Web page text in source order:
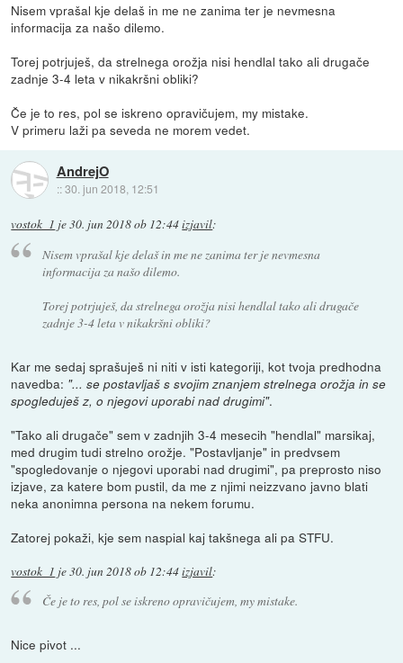
Nisem vprašal kje delaš in me ne zanima ter je nevmesna
informacija za našo dilemo.
Torej potrjuješ, da strelnega orožja nisi hendlal tako ali drugače
zadnje 3-4 leta v nikakršni obliki?
Če je to res, pol se iskreno opravičujem, my mistake.
V primeru laži pa seveda ne morem vedet.
AndrejO
::30. jun 2018, 12:51
vostok_1 je30. jun 2018 ob 12:44izjavil:
Nisem vprašal kje delaš in me ne zanima ter je nevmesna
informacija za našo dilemo.
Torej potrjuješ, da strelnega orožja nisi hendlal tako ali drugače
zadnje 3-4 leta v nikakršni obliki?
Kar me sedaj sprašuješ ni niti v isti kategoriji, kot tvoja predhodna
navedba: "... se postavljaš s svojim znanjem strelnega orožja in se
spogleduješ z, o njegovi uporabi nad drugimi".
"Tako ali drugače" sem v zadnjih 3-4 mesecih "hendlal" marsikaj,
med drugim tudi strelno orožje. "Postavljanje" in predvsem
"spogledovanje o njegovi uporabi nad drugimi", pa preprosto niso
izjave, za katere bom pustil, da me z njimi neizzvano javno blati
neka anonimna persona na nekem forumu.
Zatorej pokaži, kje sem naspial kaj takšnega ali pa STFU.
vostok_1 je30. jun 2018 ob 12:44izjavil:
Če je to res, pol se iskreno opravičujem, my mistake.
Nice pivot ...